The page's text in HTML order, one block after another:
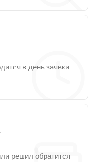
в день заявки
решил обратится